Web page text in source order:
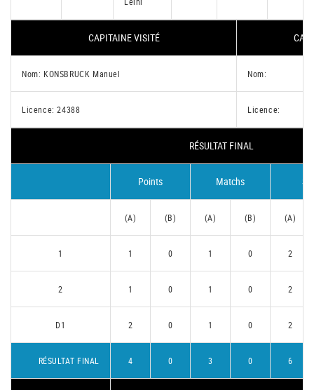
CAPITAINE VISITÉ
Nom: KONSBRUCK Manuel Nom:
Licence: 24388 Licence:
RÉSULTAT FINAL
Points Matchs
(A) (B) (A) (B) (A)
1 1 0 1 0 2
2 1 0 1 0 2
D1 2 0 1 0 2
RÉSULTAT FINAL 4 0 3 0 6